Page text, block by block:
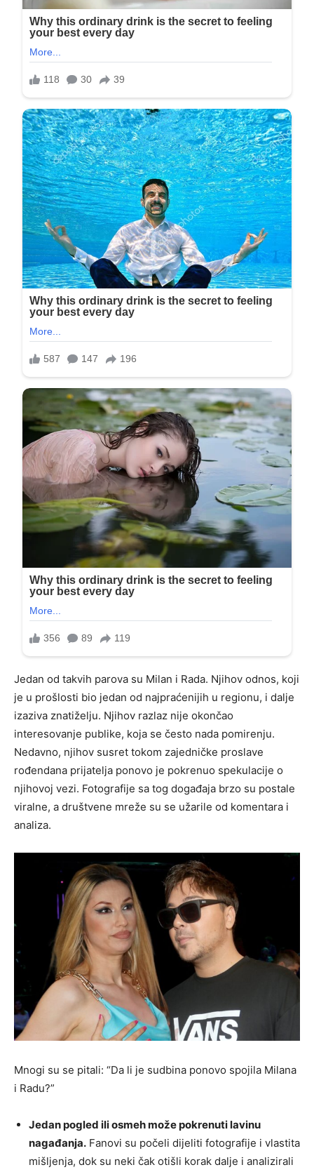
Jedan od takvih parova su Milan i Rada. Njihov odnos, koji
je u prošlosti bio jedan od najpraćenijih u regionu, i dalje
izaziva znatiželju. Njihov razlaz nije okončao
interesovanje publike, koja se često nada pomirenju.
Nedavno, njihov susret tokom zajedničke proslave
rođendana prijatelja ponovo je pokrenuo spekulacije o
njihovoj vezi. Fotografije sa tog događaja brzo su postale
viralne, a društvene mreže su se užarile od komentara i
analiza.
Mnogi su se pitali: “Da li je sudbina ponovo spojila Milana
i Radu?”
Jedan pogled ili osmeh može pokrenuti lavinu
nagađanja. Fanovi su počeli dijeliti fotografije i vlastita
mišljenja, dok su neki čak otišli korak dalje i analizirali